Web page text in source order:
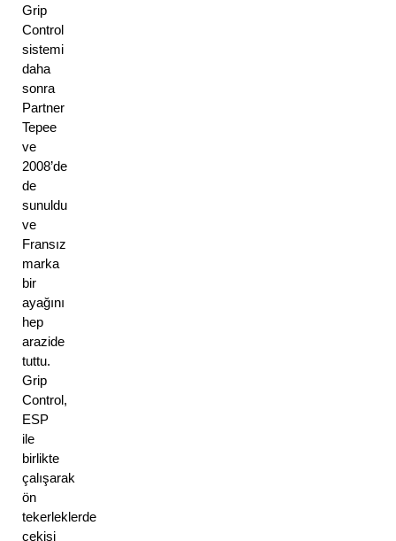
Grip
Control
sistemi
daha
sonra
Partner
Tepee
ve
2008’de
de
sunuldu
ve
Fransız
marka
bir
ayağını
hep
arazide
tuttu.
Grip
Control,
ESP
ile
birlikte
çalışarak
ön
tekerleklerde
çekişi